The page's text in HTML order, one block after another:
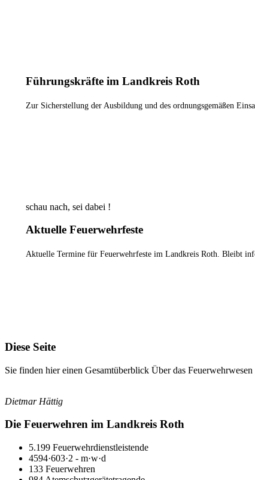
Führungskräfte im Landkreis Roth
Zur Sicherstellung der Ausbildung und des ordnungsgemäßen
schau nach, sei dabei !
Aktuelle Feuerwehrfeste
Aktuelle Termine für Feuerwehrfeste im Landkreis Roth. Bleibt
Diese Seite
Sie finden hier einen Gesamtüberblick Über das
Dietmar Hättig
Die Feuerwehren im Landkreis Roth
5.199 Feuerwehrdienstleistende
4594·603·2 - m·w·d
133 Feuerwehren